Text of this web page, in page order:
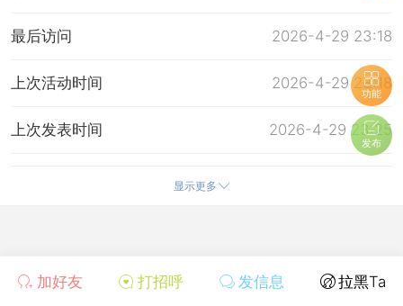
加好友 打招呼 发信息 拉黑Ta
2026-4-29 23:18
最后访问
2026-4-29 23:18
上次活动时间
2026-4-29 23:25
上次发表时间
显示更多
功能
发布